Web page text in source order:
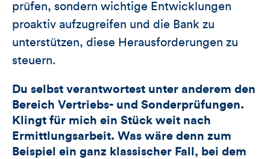
prüfen, sondern wichtige Entwicklungen
proaktiv aufzugreifen und die Bank zu
unterstützen, diese Herausforderungen zu
steuern.
Du selbst verantwortest unter anderem den
Bereich Vertriebs- und Sonderprüfungen.
Klingt für mich ein Stück weit nach
Ermittlungsarbeit. Was wäre denn zum
Beispiel ein ganz klassischer Fall, bei dem